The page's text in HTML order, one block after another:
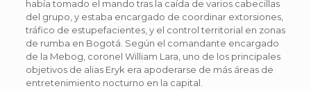
había tomado el mando tras la caída de varios cabecillas
del grupo, y estaba encargado de coordinar extorsiones,
tráfico de estupefacientes, y el control territorial en zonas
de rumba en Bogotá. Según el comandante encargado
de la Mebog, coronel William Lara, uno de los principales
objetivos de alias Eryk era apoderarse de más áreas de
entretenimiento nocturno en la capital.